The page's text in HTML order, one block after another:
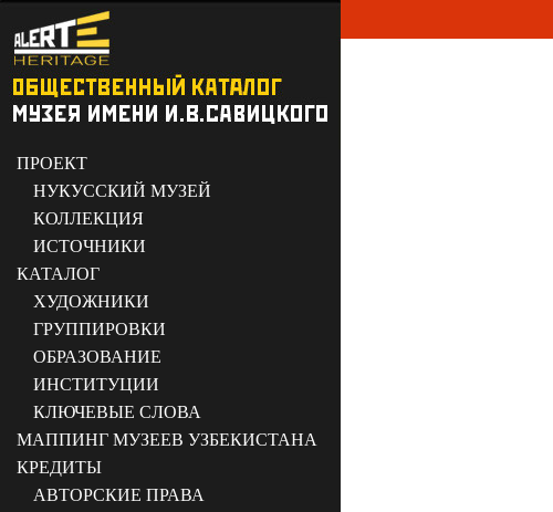
ПРОЕКТ
НУКУССКИЙ МУЗЕЙ
КОЛЛЕКЦИЯ
ИСТОЧНИКИ
КАТАЛОГ
ХУДОЖНИКИ
ГРУППИРОВКИ
ОБРАЗОВАНИЕ
ИНСТИТУЦИИ
КЛЮЧЕВЫЕ СЛОВА
МАППИНГ МУЗЕЕВ УЗБЕКИСТАНА
КРЕДИТЫ
АВТОРСКИЕ ПРАВА